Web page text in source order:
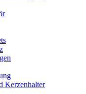
Kerzenhalter